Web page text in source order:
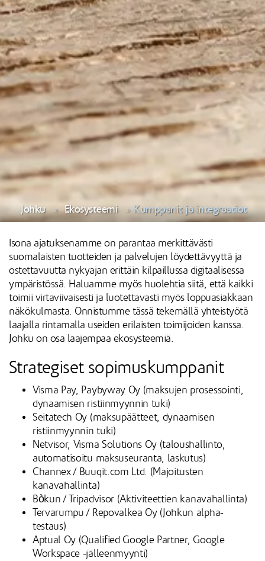
Johku Ekosysteemi Kumppanit ja integraatiot
Isona ajatuksenamme on parantaa merkittävästi
suomalaisten tuotteiden ja palvelujen löydettävyyttä ja
ostettavuutta nykyajan erittäin kilpaillussa digitaalisessa
ympäristössä. Haluamme myös huolehtia siitä, että kaikki
toimii virtaviivaisesti ja luotettavasti myös loppuasiakkaan
näkökulmasta. Onnistumme tässä tekemällä yhteistyötä
laajalla rintamalla useiden erilaisten toimijoiden kanssa.
Johku on osa laajempaa ekosysteemiä.
Strategiset sopimuskumppanit
Visma Pay, Paybyway Oy (maksujen prosessointi,
dynaamisen ristiinmyynnin tuki)
Seitatech Oy (maksupäätteet, dynaamisen
ristiinmyynnin tuki)
Netvisor, Visma Solutions Oy (taloushallinto,
automatisoitu maksuseuranta, laskutus)
Channex / Buuqit.com Ltd. (Majoitusten
kanavahallinta)
Bòkun / Tripadvisor (Aktiviteettien kanavahallinta)
Tervarumpu / Repovalkea Oy (Johkun alpha-
testaus)
Aptual Oy (Qualified Google Partner, Google
Workspace -jälleenmyynti)